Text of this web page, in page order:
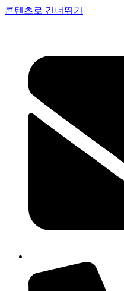
콘텐츠로 건너뛰기